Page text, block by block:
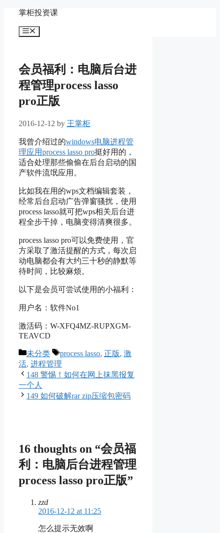
content
掌柜投资课
Menu
会员福利：电脑后台进
程管理process lasso
pro正版
2016-12-12 by 王掌柜
我曾介绍过的windows电脑进程管
理应用process lasso pro挺好用的，
适合处理那些偷偷在后台启动的国
产软件流氓应用。
比如我在用的wps文档编辑套装，
经常后台启动广告弹窗骚扰，使用
process lasso就可把wps相关后台进
程全步干掉，电脑变得清爽很多。
process lasso pro可以免费使用，官
方采取了激活提醒的方式，每次启
动电脑都会有大约三十秒的静默等
待时间，比较麻烦。
以下是会员可尝试使用的小福利：
用户名：软件No1
激活码：W-XFQ4MZ-RUPXGM-
TEAVCD
Categories
未分类 Tags
process lasso, 正版, 激
活, 进程管理
148 警惕！如何在网上抹黑报复
一个人
149 如何破解rar zip压缩包密码
16 thoughts on “会员福
利：电脑后台进程管理
process lasso pro正版”
zzd
2016-12-12 at 11:25
怎么提示无效啊